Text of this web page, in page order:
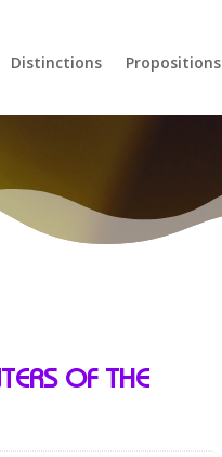
Distinctions Propositions
OF THE